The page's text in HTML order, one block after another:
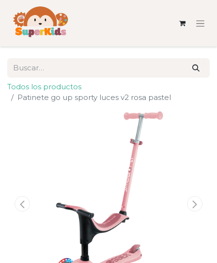
Todos los productos
Patinete go up sporty luces v2 rosa pastel